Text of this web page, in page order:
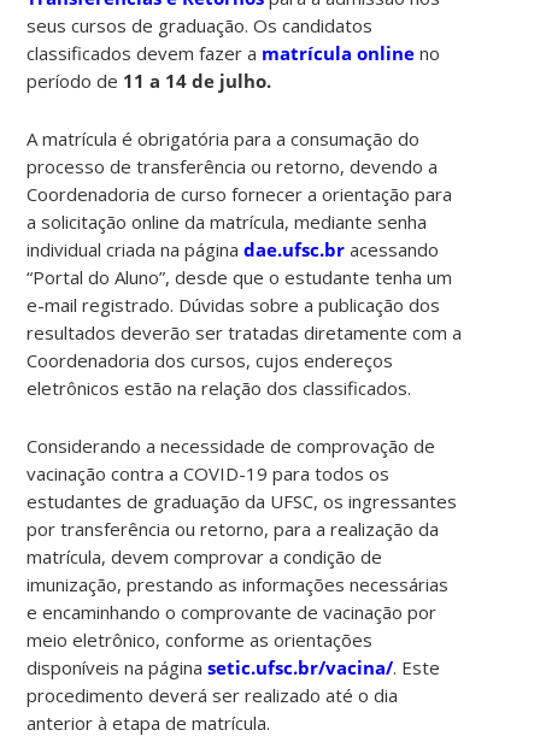
seus cursos de graduação. Os candidatos
classificados devem fazer a matrícula online no
período de 11 a 14 de julho.
A matrícula é obrigatória para a consumação do
processo de transferência ou retorno, devendo a
Coordenadoria de curso fornecer a orientação para
a solicitação online da matrícula, mediante senha
individual criada na páginadae.ufsc.br acessando
“Portal do Aluno”, desde que o estudante tenha um
e-mail registrado. Dúvidas sobre a publicação dos
resultados deverão ser tratadas diretamente com a
Coordenadoria dos cursos, cujos endereços
eletrônicos estão na relação dos classificados.
Considerando a necessidade de comprovação de
vacinação contra a COVID-19 para todos os
estudantes de graduação da UFSC, os ingressantes
por transferência ou retorno, para a realização da
matrícula, devem comprovar a condição de
imunização, prestando as informações necessárias
e encaminhando o comprovante de vacinação por
meio eletrônico, conforme as orientações
disponíveis na páginasetic.ufsc.br/vacina/. Este
procedimento deverá ser realizado até o dia
anterior à etapa de matrícula.